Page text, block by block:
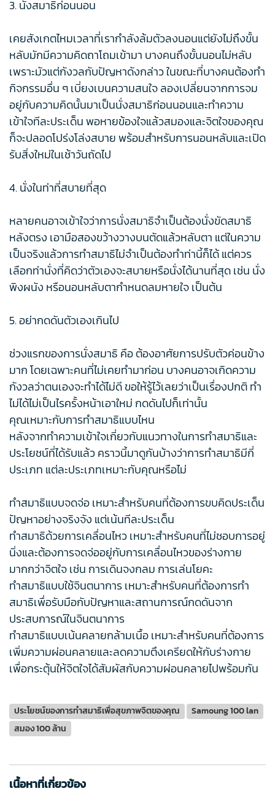
3. นั่งสมาธิก่อนนอน
เคยสังเกตไหมเวลาที่เรากำลังล้มตัวลงนอนแต่ยังไม่ถึงขั้น
หลับมักมีความคิดถาโถมเข้ามา บางคนถึงขั้นนอนไม่หลับ
เพราะมัวแต่กังวลกับปัญหาดังกล่าว ในขณะที่บางคนต้องทำ
กิจกรรมอื่น ๆ เบี่ยงเบนความสนใจ ลองเปลี่ยนจากการจม
อยู่กับความคิดนั้นมาเป็นนั่งสมาธิก่อนนอนและทำความ
เข้าใจทีละประเด็น พอหายข้องใจแล้วสมองและจิตใจของคุณ
ก็จะปลอดโปร่งโล่งสบาย พร้อมสำหรับการนอนหลับและเปิด
รับสิ่งใหม่ในเช้าวันถัดไป
4. นั่งในท่าที่สบายที่สุด
หลายคนอาจเข้าใจว่าการนั่งสมาธิจำเป็นต้องนั่งขัดสมาธิ
หลังตรง เอามือสองขว้างวางบนตัดแล้วหลับตา แต่ในความ
เป็นจริงแล้วการทำสมาธิไม่จำเป็นต้องทำท่านี้ก็ได้ แต่ควร
เลือกท่านั่งที่คิดว่าตัวเองจะสบายหรือนั่งได้นานที่สุด เช่น นั่ง
พิงผนัง หรือนอนหลับตากำหนดลมหายใจ เป็นต้น
5. อย่ากดดันตัวเองเกินไป
ช่วงแรกของการนั่งสมาธิ คือ ต้องอาศัยการปรับตัวค่อนข้าง
มาก โดยเฉพาะคนที่ไม่เคยทำมาก่อน บางคนอาจเกิดความ
กังวลว่าตนเองจะทำได้ไม่ดี ขอให้รู้ไว้เลยว่าเป็นเรื่องปกติ ทำ
ไม่ได้ไม่เป็นไรครั้งหน้าเอาใหม่ กดดันไปก็เท่านั้น
คุณเหมาะกับการทำสมาธิแบบไหน
หลังจากทำความเข้าใจเกี่ยวกับแนวทางในการทำสมาธิและ
ประโยชน์ที่ได้รับแล้ว คราวนี้มาดูกันบ้างว่าการทำสมาธิมีกี่
ประเภท แต่ละประเภทเหมาะกับคุณหรือไม่
ทำสมาธิแบบจดจ่อ เหมาะสำหรับคนที่ต้องการขบคิดประเด็น
ปัญหาอย่างจริงจัง แต่เน้นทีละประเด็น
ทำสมาธิด้วยการเคลื่อนไหว เหมาะสำหรับคนที่ไม่ชอบการอยู่
นิ่งและต้องการจดจ่ออยู่กับการเคลื่อนไหวของร่างกาย
มากกว่าจิตใจ เช่น การเดินจงกลม การเล่นโยคะ
ทำสมาธิแบบใช้จินตนาการ เหมาะสำหรับคนที่ต้องการทำ
สมาธิเพื่อรับมือกับปัญหาและสถานการณ์กดดันจาก
ประสบการณ์ในจินตนาการ
ทำสมาธิแบบเน้นคลายกล้ามเนื้อ เหมาะสำหรับคนที่ต้องการ
เพิ่มความผ่อนคลายและลดความตึงเครียดให้กับร่างกาย
เพื่อกระตุ้นให้จิตใจได้สัมผัสกับความผ่อนคลายไปพร้อมกัน
ประโยชน์ของการทำสมาธิเพื่อสุขภาพจิตของคุณ
Samoung 100 lan
สมอง 100 ล้าน
เนื้อหาที่เกี่ยวข้อง